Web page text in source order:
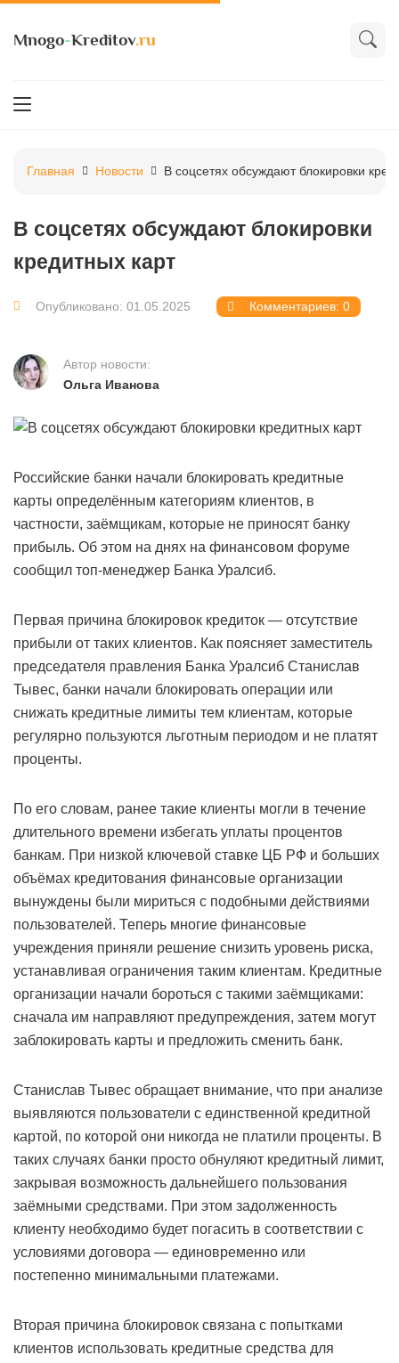
Mnogo-Kreditov.ru
Главная Новости В соцсетях обсуждают блокировки
В соцсетях обсуждают блокировки
кредитных карт
Опубликовано: 01.05.2025 Комментариев: 0
Автор новости:
Ольга Иванова
Российские банки начали блокировать кредитные
карты определённым категориям клиентов, в
частности, заёмщикам, которые не приносят банку
прибыль. Об этом на днях на финансовом форуме
сообщил топ-менеджер Банка Уралсиб.
Первая причина блокировок кредиток — отсутствие
прибыли от таких клиентов. Как поясняет заместитель
председателя правления Банка Уралсиб Станислав
Тывес, банки начали блокировать операции или
снижать кредитные лимиты тем клиентам, которые
регулярно пользуются льготным периодом и не платят
проценты.
По его словам, ранее такие клиенты могли в течение
длительного времени избегать уплаты процентов
банкам. При низкой ключевой ставке ЦБ РФ и больших
объёмах кредитования финансовые организации
вынуждены были мириться с подобными действиями
пользователей. Теперь многие финансовые
учреждения приняли решение снизить уровень риска,
устанавливая ограничения таким клиентам. Кредитные
организации начали бороться с такими заёмщиками:
сначала им направляют предупреждения, затем могут
заблокировать карты и предложить сменить банк.
Станислав Тывес обращает внимание, что при анализе
выявляются пользователи с единственной кредитной
картой, по которой они никогда не платили проценты. В
таких случаях банки просто обнуляют кредитный лимит,
закрывая возможность дальнейшего пользования
заёмными средствами. При этом задолженность
клиенту необходимо будет погасить в соответствии с
условиями договора — единовременно или
постепенно минимальными платежами.
Вторая причина блокировок связана с попытками
клиентов использовать кредитные средства для